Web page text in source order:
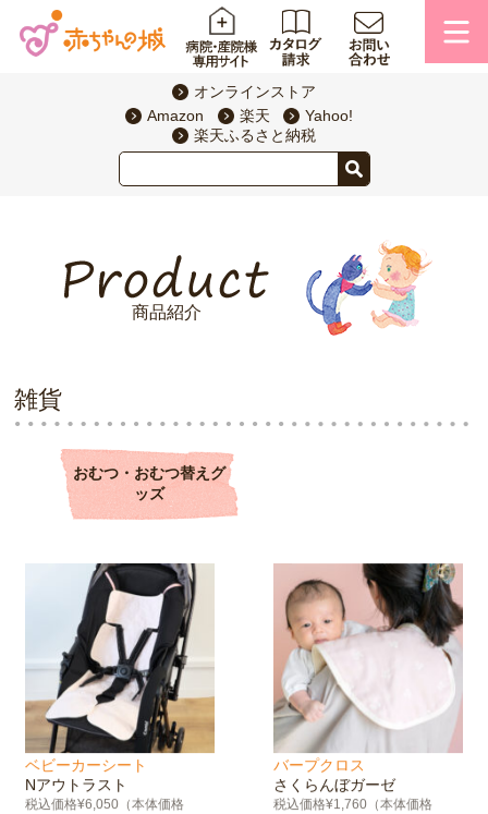
オンラインストア
Amazon
楽天
Yahoo!
楽天ふるさと納税
商品紹介
雑貨
おむつ・おむつ替えグ
ッズ
ベビーカーシート
Nアウトラスト
税込価格¥6,050（本体価格
バープクロス
さくらんぼガーゼ
税込価格¥1,760（本体価格